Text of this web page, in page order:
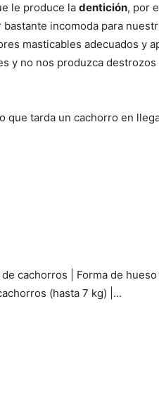
le produce la dentición, por
incomoda para
masticables adecuados y
y no nos produzca
que tarda un cachorro en
cachorros | Forma de
(hasta 7 kg) |...